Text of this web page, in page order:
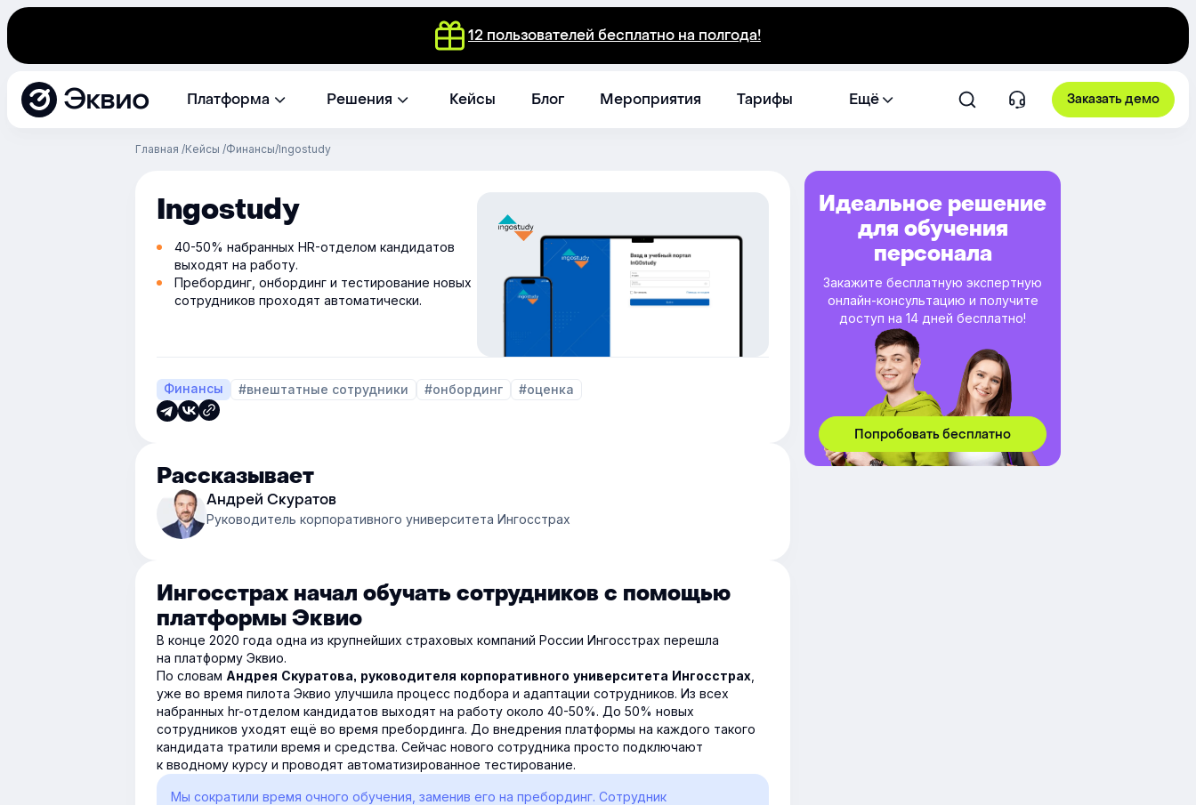
12 пользователей бесплатно на полгода!
Эквио Платформа Решения Кейсы Блог Мероприятия Тарифы Ещё Заказать демо
Главная Кейсы Финансы Ingostudy
Ingostudy
40-50% набранных HR-отделом кандидатов
выходят на работу.
Пребординг, онбординг и тестирование новых
сотрудников проходят автоматически.
Финансы #внештатные сотрудники #онбординг #оценка
Рассказывает
Андрей Скуратов
Руководитель корпоративного университета Ингосстрах
Ингосстрах начал обучать сотрудников с помощью
платформы Эквио
В конце 2020 года одна из крупнейших страховых компаний России Ингосстрах перешла
на платформу Эквио.
По словам Андрея Скуратова, руководителя корпоративного университета Ингосстрах
уже во время пилота Эквио улучшила процесс подбора и адаптации сотрудников. Из всех
набранных hr-отделом кандидатов выходят на работу около 40-50%. До 50% новых
сотрудников уходят ещё во время пребординга. До внедрения платформы на каждого такого
кандидата тратили время и средства. Сейчас нового сотрудника просто подключают
к вводному курсу и проводят автоматизированное тестирование.
Мы сократили время очного обучения, заменив его на пребординг. Сотрудник
Идеальное решение
для обучения
персонала
Закажите бесплатную экспертную
онлайн-консультацию и получите
доступ на 14 дней бесплатно!
Попробовать бесплатно